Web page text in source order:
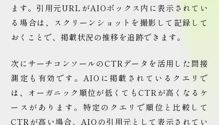
ます。引用元URLがAIOボックス内に表示されてい
る場合は、スクリーンショットを撮影して記録して
おくことで、掲載状況の推移を追跡できます。
次にサーチコンソールのCTRデータを活用した間接
測定も有効です。AIOに掲載されているクエリで
は、オーガニック順位が低くてもCTRが高くなるケ
ースがあります。特定のクエリで順位と比較して
CTRが高い場合、AIOの引用元として表示されてい